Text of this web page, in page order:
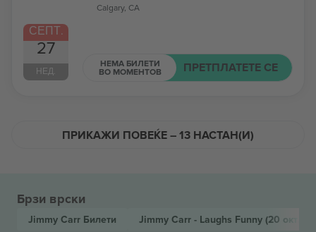
СЕПТ.
27
НЕД.
Calgary, CA
НЕМА БИЛЕТИ
ВО МОМЕНТОВ ПРЕТПЛАТЕТЕ СЕ
ПРИКАЖИ ПОВЕЌЕ – 13 НАСТАН(И)
Брзи врски
Jimmy Carr Билети Jimmy Carr - Laughs Funny (20 окт.